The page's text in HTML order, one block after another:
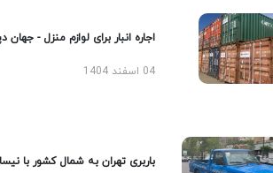
اجاره انبار برای لوازم منزل - جهان دپو
04 اسفند 1404
باربری تهران به شمال کشور با نیسان